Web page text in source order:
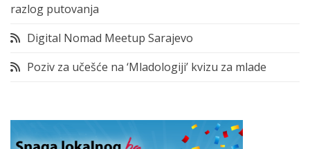
razlog putovanja
Digital Nomad Meetup Sarajevo
Poziv za učešće na ‘Mladologiji’ kvizu za mlade